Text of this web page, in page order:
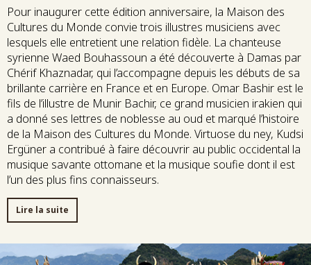
Pour inaugurer cette édition anniversaire, la Maison des
Cultures du Monde convie trois illustres musiciens avec
lesquels elle entretient une relation fidèle. La chanteuse
syrienne Waed Bouhassoun a été découverte à Damas par
Chérif Khaznadar, qui l’accompagne depuis les débuts de sa
brillante carrière en France et en Europe. Omar Bashir est le
fils de l’illustre de Munir Bachir, ce grand musicien irakien qui
a donné ses lettres de noblesse au oud et marqué l’histoire
de la Maison des Cultures du Monde. Virtuose du ney, Kudsi
Ergüner a contribué à faire découvrir au public occidental la
musique savante ottomane et la musique soufie dont il est
l’un des plus fins connaisseurs.
Lire la suite